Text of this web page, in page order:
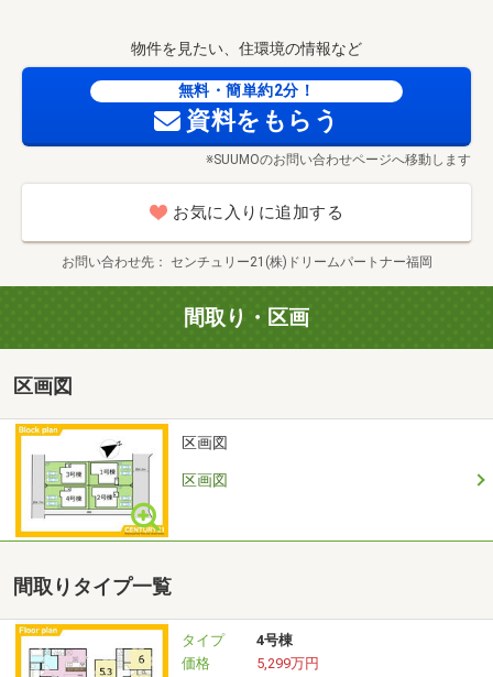
お気軽にお問い合わせください(^^)/
【見学プラン】
・お気軽見学プラン（所要時間：約20分）
・おまとめ見学プラン（所要時間：約60分）
・トータルコーディネートプラン（所要時間：約90分）
（ローン相談のみも可）
【住宅ローン相談会（所要時間：30分）】
賃料比較・返済額シミュレーション・金融機関の特徴説明
を実施。
勤続年数が短い方や他借入れのある方もOK！
ます。
【売却・住み替え相談会（所要時間：60分）】
無料査定から相続・税金相談まで何でも対応。
物件を見たい、住環境の情報など
無料・簡単約2分！
資料をもらう
※SUUMOのお問い合わせページへ移動します
お気に入りに追加する
お問い合わせ先 センチュリー21(株)ドリームパートナー福岡
間取り・区画
区画図
区画図
区画図
間取りタイプ一覧
タイプ
4号棟
価格
5,299万円